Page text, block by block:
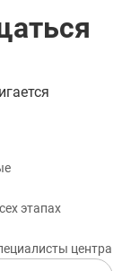
этапах
центра
вам